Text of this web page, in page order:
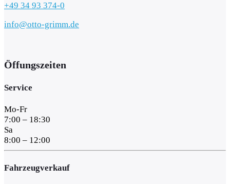
+49 34 93 374-0
info@otto-grimm.de
Öffungszeiten
Service
Mo-Fr
7:00 – 18:30
Sa
8:00 – 12:00
Fahrzeugverkauf